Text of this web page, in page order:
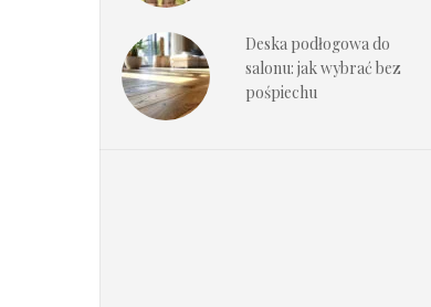
Deska podłogowa do
salonu: jak wybrać bez
pośpiechu